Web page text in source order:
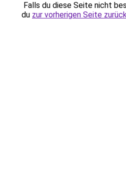
Falls du diese Seite nicht
du zur vorherigen Seite